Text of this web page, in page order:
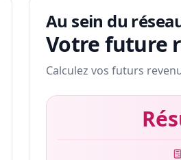
Au sein du
Votre future
Calculez vos futurs